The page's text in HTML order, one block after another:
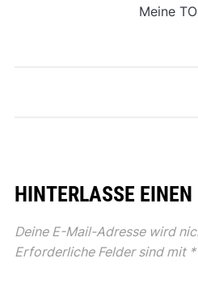
Meine
HINTERLASSE
Deine E-Mail-Adresse wird
Erforderliche Felder sind mit *